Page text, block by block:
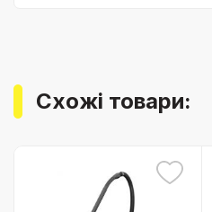
Схожі товари: